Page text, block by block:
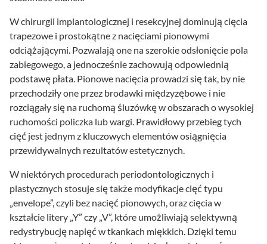
W chirurgii implantologicznej i resekcyjnej dominują cięcia
trapezowe i prostokątne z nacięciami pionowymi
odciążającymi. Pozwalają one na szerokie odsłonięcie pola
zabiegowego, a jednocześnie zachowują odpowiednią
podstawę płata. Pionowe nacięcia prowadzi się tak, by nie
przechodziły one przez brodawki międzyzębowe i nie
rozciągały się na ruchomą śluzówkę w obszarach o wysokiej
ruchomości policzka lub wargi. Prawidłowy przebieg tych
cięć jest jednym z kluczowych elementów osiągnięcia
przewidywalnych rezultatów estetycznych.
W niektórych procedurach periodontologicznych i
plastycznych stosuje się także modyfikacje cięć typu
„envelope”, czyli bez nacięć pionowych, oraz cięcia w
kształcie litery „Y” czy „V”, które umożliwiają selektywną
redystrybucję napięć w tkankach miękkich. Dzięki temu